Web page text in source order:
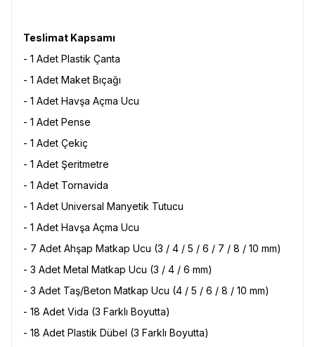
Teslimat Kapsamı
- 1 Adet Plastik Çanta
- 1 Adet Maket Bıçağı
- 1 Adet Havşa Açma Ucu
- 1 Adet Pense
- 1 Adet Çekiç
- 1 Adet Şeritmetre
- 1 Adet Tornavida
- 1 Adet Universal Manyetik Tutucu
- 1 Adet Havşa Açma Ucu
- 7 Adet Ahşap Matkap Ucu (3 / 4 / 5 / 6 / 7 / 8 / 10 mm)
- 3 Adet Metal Matkap Ucu (3 / 4 / 6 mm)
- 3 Adet Taş/Beton Matkap Ucu (4 / 5 / 6 / 8 / 10 mm)
- 18 Adet Vida (3 Farklı Boyutta)
- 18 Adet Plastik Dübel (3 Farklı Boyutta)